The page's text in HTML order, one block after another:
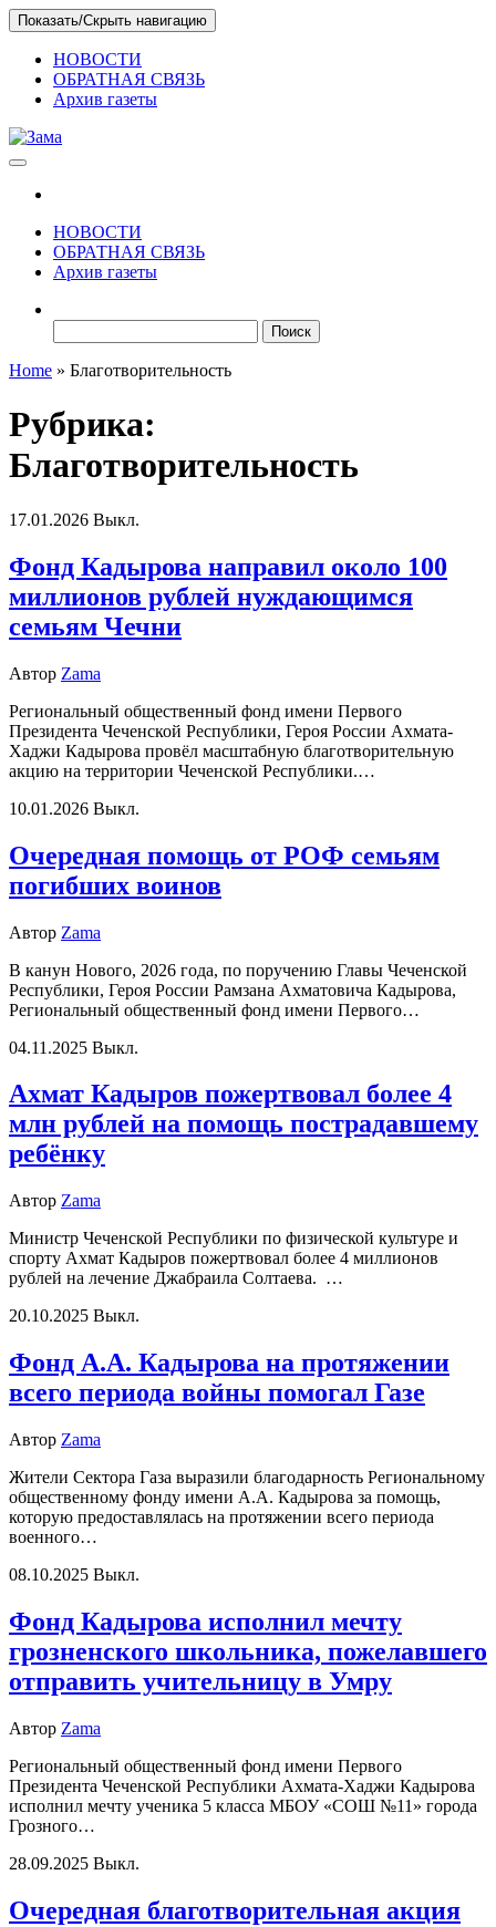
Skip
to
content
Показать/Скрыть навигацию
НОВОСТИ
ОБРАТНАЯ СВЯЗЬ
Архив газеты
НОВОСТИ
ОБРАТНАЯ СВЯЗЬ
Архив газеты
Home » Благотворительность
Рубрика:
Благотворительность
17.01.2026 Выкл.
Фонд Кадырова направил около 100
миллионов рублей нуждающимся
семьям Чечни
Автор Zama
Региональный общественный фонд имени Первого
Президента Чеченской Республики, Героя России Ахмата-
Хаджи Кадырова провёл масштабную благотворительную
акцию на территории Чеченской Республики.…
10.01.2026 Выкл.
Очередная помощь от РОФ семьям
погибших воинов
Автор Zama
В канун Нового, 2026 года, по поручению Главы Чеченской
Республики, Героя России Рамзана Ахматовича Кадырова,
Региональный общественный фонд имени Первого…
04.11.2025 Выкл.
Ахмат Кадыров пожертвовал более 4
млн рублей на помощь пострадавшему
ребёнку
Автор Zama
Министр Чеченской Республики по физической культуре и
спорту Ахмат Кадыров пожертвовал более 4 миллионов
рублей на лечение Джабраила Солтаева. …
20.10.2025 Выкл.
Фонд А.А. Кадырова на протяжении
всего периода войны помогал Газе
Автор Zama
Жители Сектора Газа выразили благодарность Региональному
общественному фонду имени А.А. Кадырова за помощь,
которую предоставлялась на протяжении всего периода
военного…
08.10.2025 Выкл.
Фонд Кадырова исполнил мечту
грозненского школьника, пожелавшего
отправить учительницу в Умру
Автор Zama
Региональный общественный фонд имени Первого
Президента Чеченской Республики Ахмата-Хаджи Кадырова
исполнил мечту ученика 5 класса МБОУ «СОШ №11» города
Грозного…
28.09.2025 Выкл.
Очередная благотворительная акция